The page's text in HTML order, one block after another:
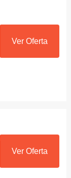
Ver Oferta
Ver Oferta